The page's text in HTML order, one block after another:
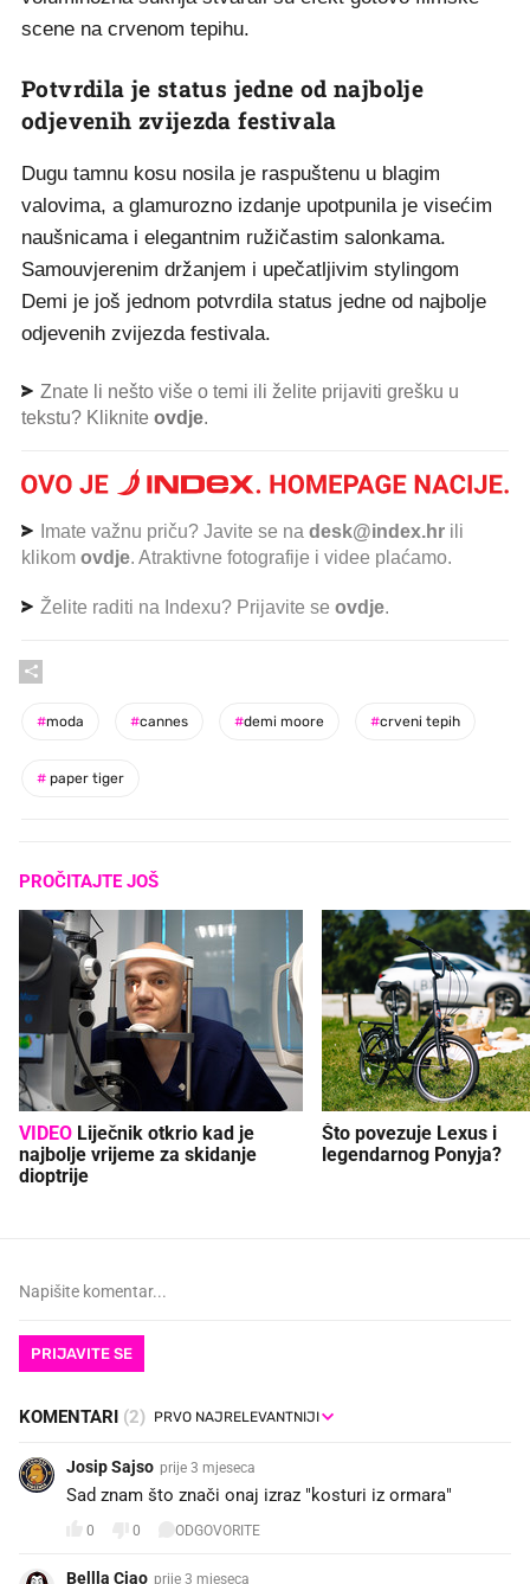
scene na crvenom tepihu.
Potvrdila je status jedne od najbolje
odjevenih zvijezda festivala
Dugu tamnu kosu nosila je raspuštenu u blagim
valovima, a glamurozno izdanje upotpunila je visećim
naušnicama i elegantnim ružičastim salonkama.
Samouvjerenim držanjem i upečatljivim stylingom
Demi je još jednom potvrdila status jedne od najbolje
odjevenih zvijezda festivala.
Znate li nešto više o temi ili želite prijaviti grešku u
tekstu? Kliknite ovdje.
Imate važnu priču? Javite se na desk@index.hr ili
klikom ovdje. Atraktivne fotografije i videe plaćamo.
Želite raditi na Indexu? Prijavite se ovdje.
#moda #cannes #demi moore #crveni tepih
# paper tiger
PROČITAJTE JOŠ
VIDEO
najbolje vrijeme za skidanje
dioptrije
Što povezuje Lexus i
legendarnog Ponyja?
PRIJAVITE SE
KOMENTARI (2)
Josip Sajso prije 3 mjeseca
Sad znam što znači onaj izraz "kosturi iz ormara"
0 0 ODGOVORITE
Bellla Ciao prije 3 mjeseca